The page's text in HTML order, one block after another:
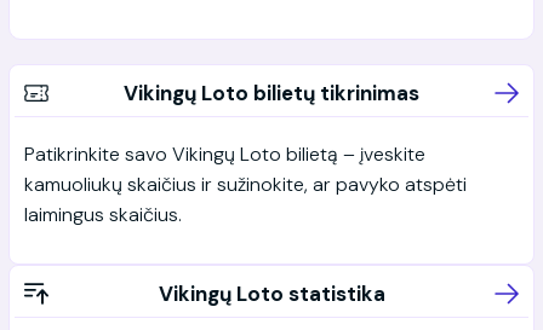
Vikingų Loto bilietų tikrinimas
Patikrinkite savo Vikingų Loto bilietą – įveskite
kamuoliukų skaičius ir sužinokite, ar pavyko atspėti
laimingus skaičius.
Vikingų Loto statistika